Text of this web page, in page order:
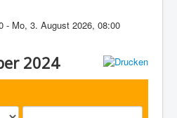
- Mo, 3. August 2026,08:00
2024